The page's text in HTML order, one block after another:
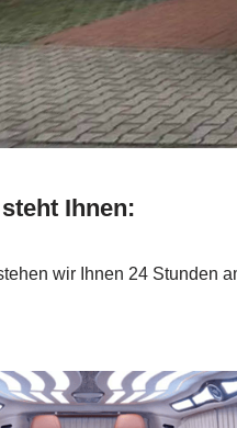
Ihnen:
wir Ihnen 24 Stunden